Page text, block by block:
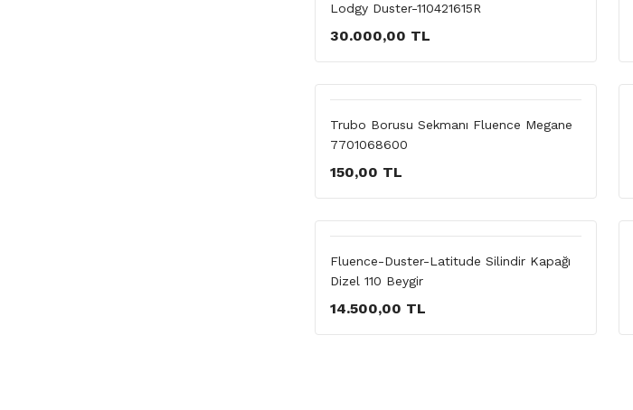
Lodgy Duster-110421615R
30.000,00 TL
Trubo Borusu Sekmanı Fluence Megane
7701068600
150,00 TL
Fluence-Duster-Latitude Silindir Kapağı
Dizel 110 Beygir
14.500,00 TL